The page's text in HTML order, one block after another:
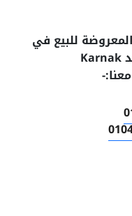
للبيع في
مشروع شركة الكرنك الشيخ زايد Karnak